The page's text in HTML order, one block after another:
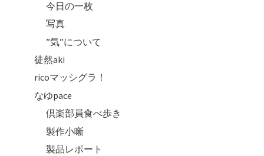
今日の一枚
写真
”気”について
徒然aki
ricoマッシグラ！
なゆpace
倶楽部員食べ歩き
製作小噺
製品レポート